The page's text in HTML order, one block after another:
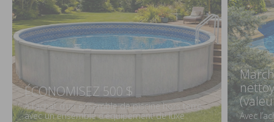
ÉCONOMISEZ 500 $
À l’achat d’un ensemble de piscine hors terre
avec un ensemble d’équipement de luxe
Avec